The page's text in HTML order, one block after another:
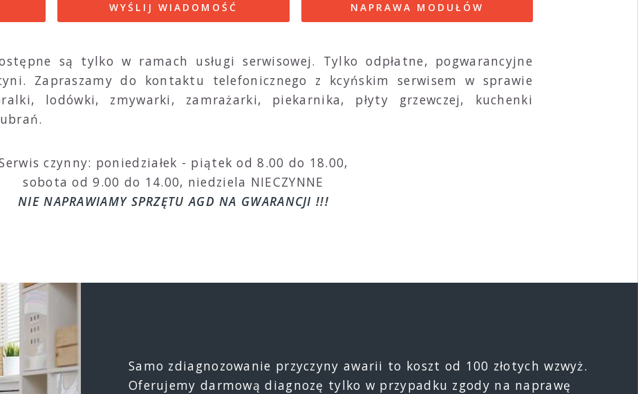
WYŚLIJ WIADOMOŚĆ NAPRAWA MODUŁÓW
są tylko w ramach usługi serwisowej. Tylko odpłatne, pogwarancyjne
Zapraszamy do kontaktu telefonicznego z kcyńskim serwisem w sprawie
lodówki, zmywarki, zamrażarki, piekarnika, płyty grzewczej, kuchenki
czynny: poniedziałek - piątek od 8.00 do 18.00,
sobota od 9.00 do 14.00, niedziela NIECZYNNE
NIE NAPRAWIAMY SPRZĘTU AGD NA GWARANCJI !!!
Samo zdiagnozowanie przyczyny awarii to koszt od 100 złotych wzwyż.
Oferujemy darmową diagnozę tylko w przypadku zgody na naprawę